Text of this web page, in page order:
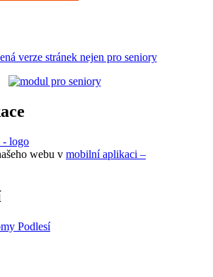
verze stránek nejen pro seniory
webu v mobilní aplikaci –